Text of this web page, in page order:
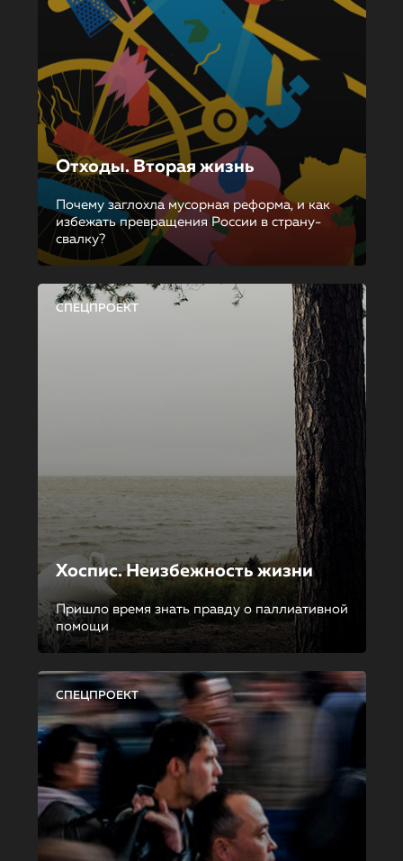
Отходы. Вторая жизнь
Почему заглохла мусорная реформа, и как
избежать превращения России в страну-
свалку?
СПЕЦПРОЕКТ
Хоспис. Неизбежность жизни
Пришло время знать правду о паллиативной
помощи
СПЕЦПРОЕКТ